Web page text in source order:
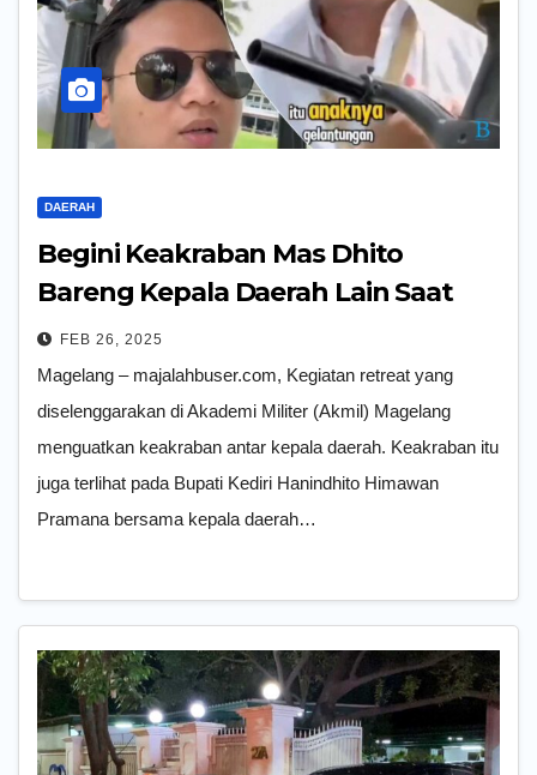
DAERAH
Begini Keakraban Mas Dhito
Bareng Kepala Daerah Lain Saat
Ikuti Retreat
FEB 26, 2025
Magelang – majalahbuser.com, Kegiatan retreat yang
diselenggarakan di Akademi Militer (Akmil) Magelang
menguatkan keakraban antar kepala daerah. Keakraban itu
juga terlihat pada Bupati Kediri Hanindhito Himawan
Pramana bersama kepala daerah…